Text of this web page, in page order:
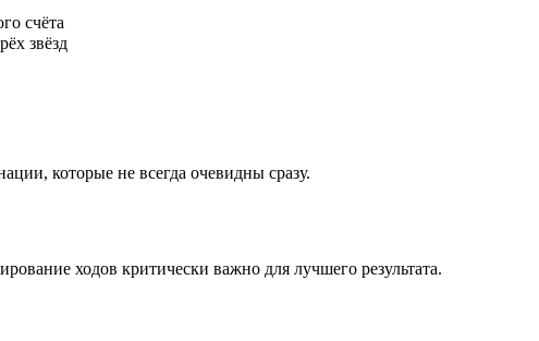
счёта
звёзд
которые не всегда очевидны сразу.
ходов критически важно для лучшего результата.